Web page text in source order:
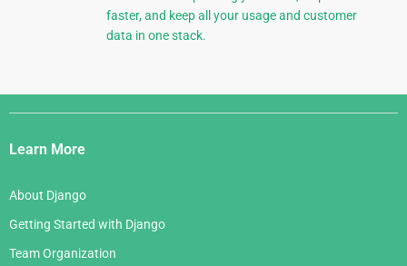
faster, and keep all your usage and customer
data in one stack.
Django
Links
Learn More
About Django
Getting Started with Django
Team Organization